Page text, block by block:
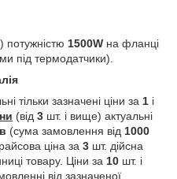
потужністю 1500W на фланці
під термодатчики).
тільки зазначені ціни за 1 і
(від 3 шт. і вище) актуальні
(сума замовлення від 1000
ціна за 3 шт. дійсна
товару. Ціни за 10 шт. і
від зазначеної